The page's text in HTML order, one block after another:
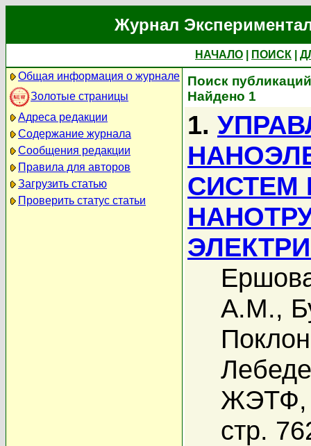
Журнал
НАЧАЛО ПОИСК
Общая информация о журнале
Золотые страницы
Адреса редакции
Содержание журнала
Сообщения редакции
Правила для авторов
Загрузить статью
Проверить статус статьи
Поиск
Найдено 1
1.
СИСТЕМ
А.М.,
ЖЭТФ,
стр.